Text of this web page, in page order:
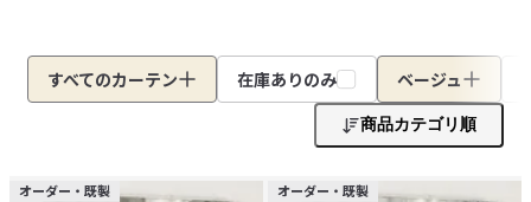
すべてのカーテン 在庫ありのみ ベージュ
商品カテゴリ順
オーダー・既製 オーダー・既製